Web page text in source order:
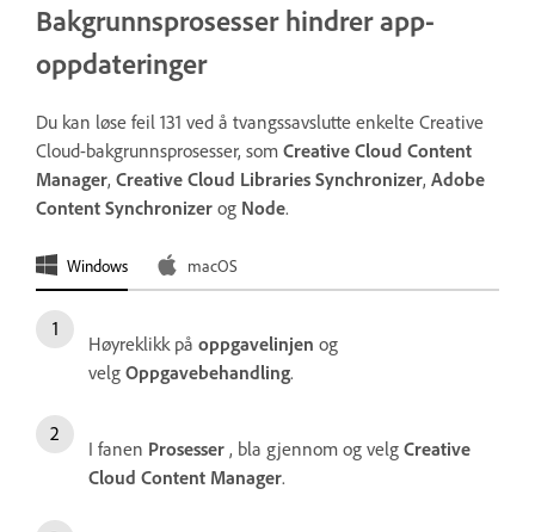
Bakgrunnsprosesser hindrer app-
oppdateringer
Du kan løse feil 131 ved å tvangssavslutte enkelte Creative
Cloud-bakgrunnsprosesser, som Creative Cloud Content
Manager, Creative Cloud Libraries Synchronizer, Adobe
Content Synchronizer og Node.
Windows macOS
Høyreklikk på oppgavelinjen og
velg Oppgavebehandling.
I fanen Prosesser , bla gjennom og velg Creative
Cloud Content Manager.